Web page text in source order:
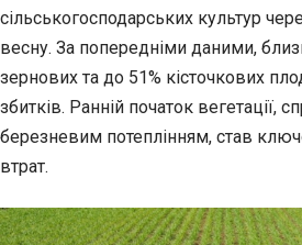
сільськогосподарських культур
весну. За попередніми даними,
зернових та до 51% кісточкових
збитків. Ранній початок вегетації,
березневим потеплінням, став
втрат.